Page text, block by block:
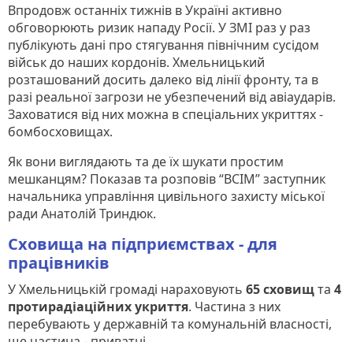
Впродовж останніх тижнів в Україні активно
обговорюють ризик нападу Росії. У ЗМІ раз у раз
публікують дані про стягування північним сусідом
військ до наших кордонів. Хмельницький
розташований досить далеко від лінії фронту, та в
разі реальної загрози не убезпечений від авіаударів.
Заховатися від них можна в спеціальних укриттях -
бомбосховищах.
Як вони виглядають та де їх шукати простим
мешканцям? Показав та розповів “ВСІМ” заступник
начальника управління цивільного захисту міської
ради Анатолій Триндюк.
Сховища на підприємствах - для
працівників
У Хмельницькій громаді нараховують 65 сховищта 4
протирадіаційних укриття. Частина з них
перебувають у державній та комунальній власності,